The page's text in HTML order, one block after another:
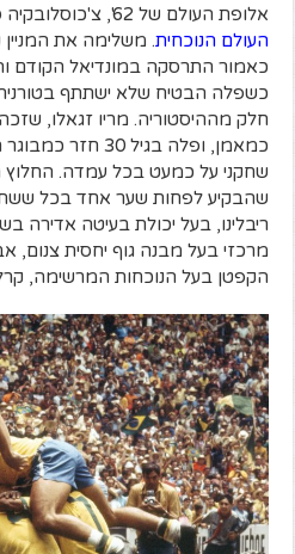
אלופת העולם של 62', צ'כוסלובקיה סגניתה ואנגליה,
העולם הנוכחית. משלימה את המניין
כאמור התרסקה במונדיאל הקודם
כשפלה הבטיח שלא ישתתף
כמאמן, ופלה בגיל
שהבקיע לפחות שער אחד בכל
ריבלינו, בעל יכולת בעיטה אדירה
מרכזי בעל מבנה גוף יחסית צנום,
הקפטן בעל הנוכחות המרשימה,